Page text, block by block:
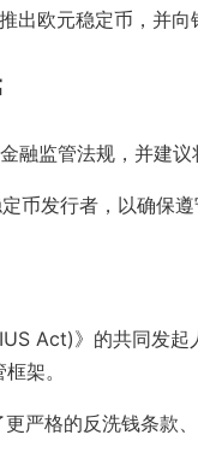
出欧元稳定币，并向
监管法规，并建议
币发行者，以确保遵
Act)》的共同发
架。
严格的反洗钱条款